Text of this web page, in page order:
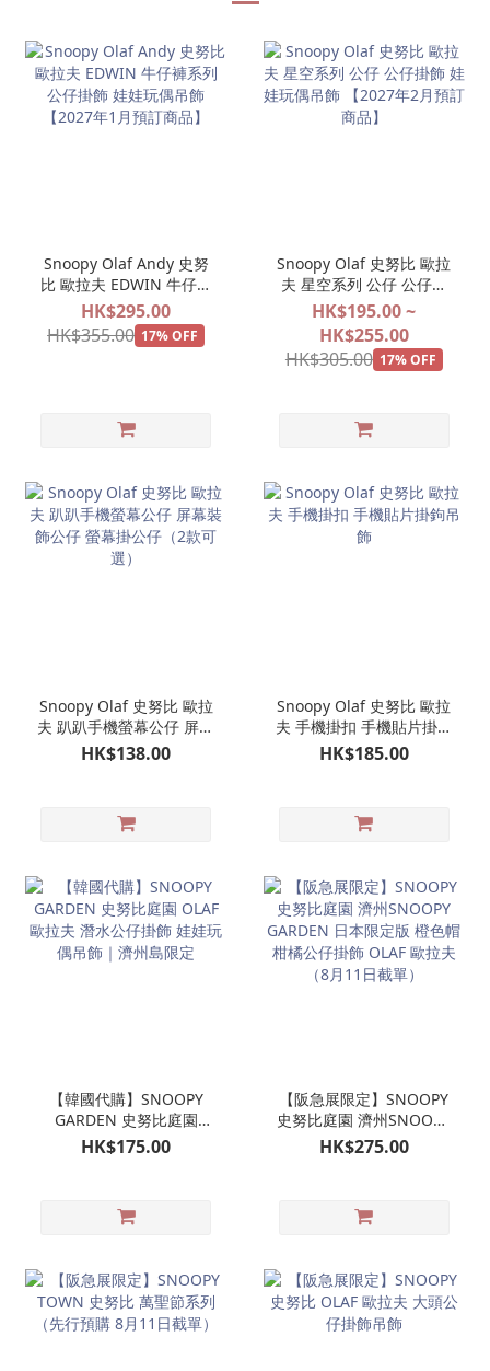
Snoopy Olaf Andy 史努
比 歐拉夫 EDWIN 牛仔褲
系列 公仔掛飾 娃娃玩偶吊
飾 【2027年1月預訂商
品】
HK$295.00
HK$355.00 17% OFF
Snoopy Olaf 史努比 歐拉
夫 星空系列 公仔 公仔掛
飾 娃娃玩偶吊飾 【2027
年2月預訂商品】
HK$195.00 ~
HK$255.00
HK$305.00 17% OFF
Snoopy Olaf 史努比 歐拉
夫 趴趴手機螢幕公仔 屏幕
裝飾公仔 螢幕掛公仔（2
款可選）
HK$138.00
Snoopy Olaf 史努比 歐拉
夫 手機掛扣 手機貼片掛鉤
吊飾
HK$185.00
【韓國代購】SNOOPY
GARDEN 史努比庭園
OLAF 歐拉夫 潛水公仔掛
飾 娃娃玩偶吊飾｜濟州島
HK$175.00
【阪急展限定】SNOOPY
史努比庭園 濟州SNOOPY
GARDEN 日本限定版 橙色
帽柑橘公仔掛飾 OLAF 歐
HK$275.00